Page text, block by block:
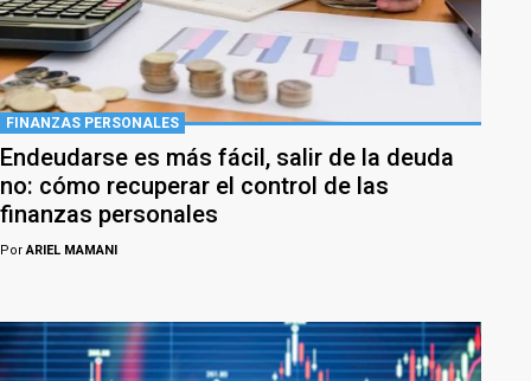
FINANZAS PERSONALES
Endeudarse es más fácil, salir de la deuda
no: cómo recuperar el control de las
finanzas personales
PorARIEL MAMANI